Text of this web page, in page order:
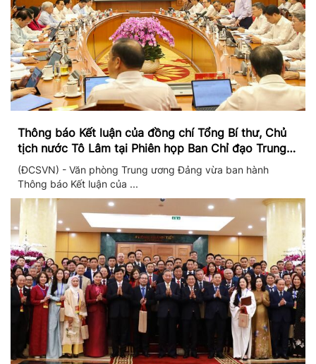
Thông báo Kết luận của đồng chí Tổng Bí thư, Chủ
tịch nước Tô Lâm tại Phiên họp Ban Chỉ đạo Trung
ương thực hiện Nghị quyết 57
(ĐCSVN) - Văn phòng Trung ương Đảng vừa ban hành
Thông báo Kết luận của ...